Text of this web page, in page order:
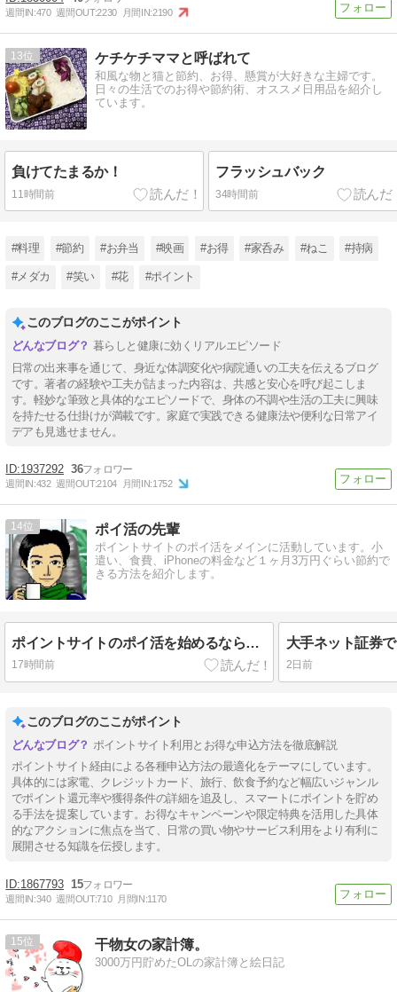
週間IN:470 週間OUT:2230 月間IN:2190
13 ケチケチママと呼ばれて
和風な物と猫と節約、お得、懸賞が大好きな主婦です。
日々の生活でのお得や節約術、オススメ日用品を紹介し
ています。
負けてたまるか！
11時間前
フラッシュバック
34時間前
#料理 #節約 #お弁当 #映画 #お得 #家呑み #ねこ #持病
#メダカ #笑い #花 #ポイント
このブログのここがポイント
暮らしと健康に効くリアルエピソード
日常の出来事を通じて、身近な体調変化や病院通いの工夫を伝えるブログ
です。著者の経験や工夫が詰まった内容は、共感と安心を呼び起こしま
す。軽妙な筆致と具体的なエピソードで、身体の不調や生活の工夫に興味
を持たせる仕掛けが満載です。家庭で実践できる健康法や便利な日常アイ
デアも見逃せません。
1937292 36
週間IN:432 週間OUT:2104 月間IN:1752
14 ポイ活の先輩
ポイントサイトのポイ活をメインに活動しています。小
遣い、食費、iPhoneの料金など１ヶ月3万円ぐらい節約で
きる方法を紹介します。
ポイントサイトのポイ活を始めるなら最大2,300円分のポイントがもらえる新規登録方法を徹底解説【2026年8月】
17時間前 2日前
このブログのここがポイント
ポイントサイト利用とお得な申込方法を徹底解説
ポイントサイト経由による各種申込方法の最適化をテーマにしています。
具体的には家電、クレジットカード、旅行、飲食予約など幅広いジャンル
でポイント還元率や獲得条件の詳細を追及し、スマートにポイントを貯め
る手法を提案しています。お得なキャンペーンや限定特典を活用した具体
的なアクションに焦点を当て、日常の買い物やサービス利用をより有利に
展開させる知識を伝授します。
1867793 15
週間IN:340 週間OUT:710 月間IN:1170
15 干物女の家計簿。
3000万円貯めたOLの家計簿と絵日記